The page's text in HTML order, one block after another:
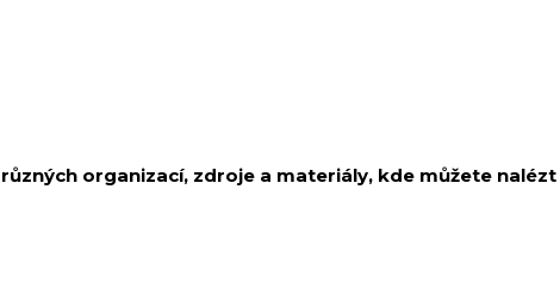
organizací, zdroje a materiály, kde můžete